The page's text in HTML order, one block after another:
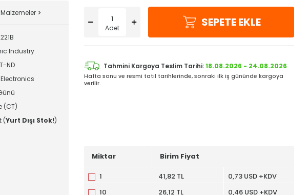
Industry
ND
(CT)
(Yurt Dışı Stok!)
Adet SEPETE EKLE
Tahmini Kargoya Teslim Tarihi:18.08.2026 - 24.08.2026
Hafta sonu ve resmi tatil tarihlerinde, sonraki ilk iş gününde kargoya
verilir.
Miktar Birim Fiyat
1 41,82 TL
0,73 USD +KDV
10
26,12 TL
0,46 USD +KDV